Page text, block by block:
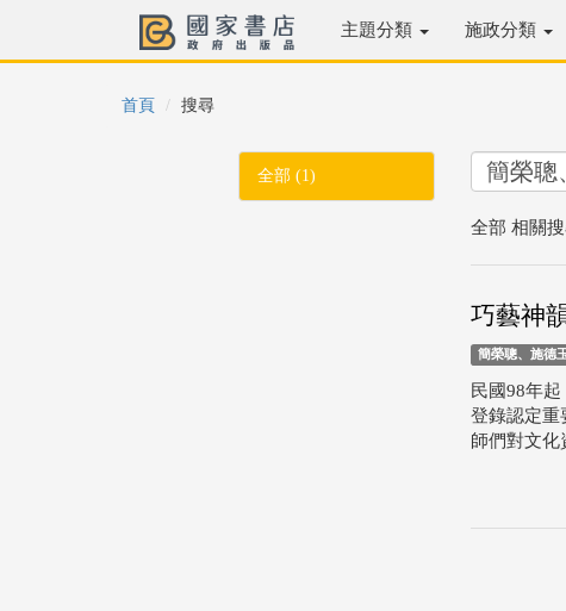
主題分類 施政分類
首頁 搜尋
全部 (1)
全部 相關
巧藝神
簡榮聰、施德
民國98年
登錄認定重
師們對文化